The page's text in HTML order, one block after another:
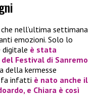
che nell’ultima settimana
emozioni. Solo lo
digitale è stata
del Festival di Sanremo
della kermesse
fa infatti è nato anche il
, e Chiara è così